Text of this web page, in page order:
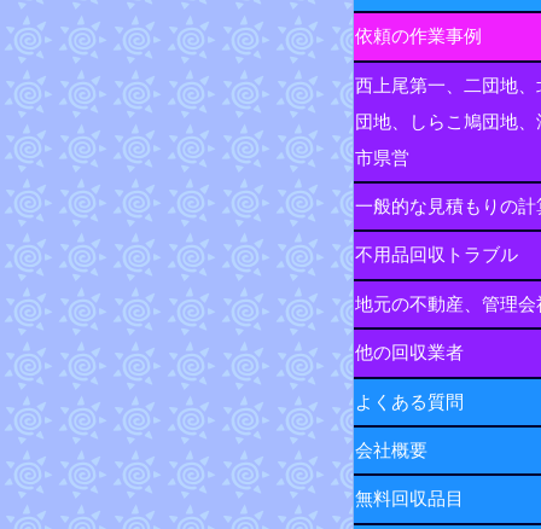
依頼の作業事例
西上尾第一、二団地、
団地、しらこ鳩団地、
市県営
一般的な見積もりの計
不用品回収トラブル
地元の不動産、管理会
他の回収業者
よくある質問
会社概要
無料回収品目